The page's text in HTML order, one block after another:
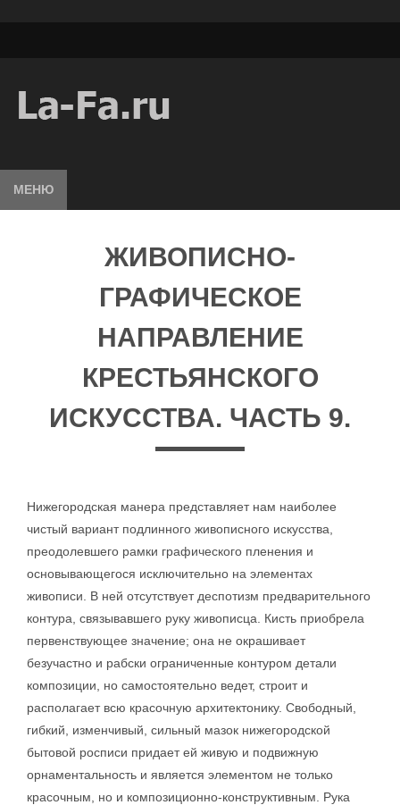
МЕНЮ
ЖИВОПИСНО-
ГРАФИЧЕСКОЕ
НАПРАВЛЕНИЕ
КРЕСТЬЯНСКОГО
ИСКУССТВА. ЧАСТЬ 9.
Нижегородская манера представляет нам наиболее
чистый вариант подлинного живописного искусства,
преодолевшего рамки графического пленения и
основывающегося исключительно на элементах
живописи. В ней отсутствует деспотизм предварительного
контура, связывавшего руку живописца. Кисть приобрела
первенствующее значение; она не окрашивает
безучастно и рабски ограниченные контуром детали
композиции, но самостоятельно ведет, строит и
располагает всю красочную архитектонику. Свободный,
гибкий, изменчивый, сильный мазок нижегородской
бытовой росписи придает ей живую и подвижную
орнаментальность и является элементом не только
красочным, но и композиционно-конструктивным. Рука